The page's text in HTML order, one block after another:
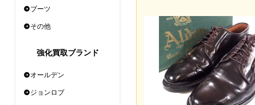
ブーツ
その他
強化買取ブランド
オールデン
ジョンロブ